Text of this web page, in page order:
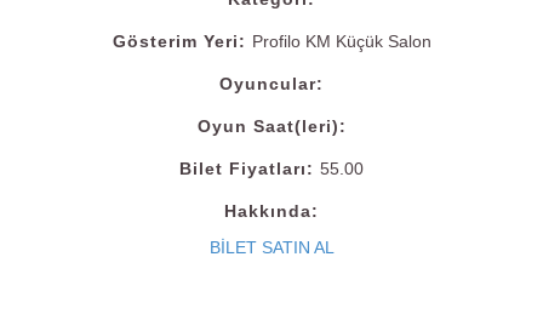
Gösterim Yeri: Profilo KM Küçük Salon
Oyuncular:
Oyun Saat(leri):
Bilet Fiyatları: 55.00
Hakkında:
BİLET SATIN AL